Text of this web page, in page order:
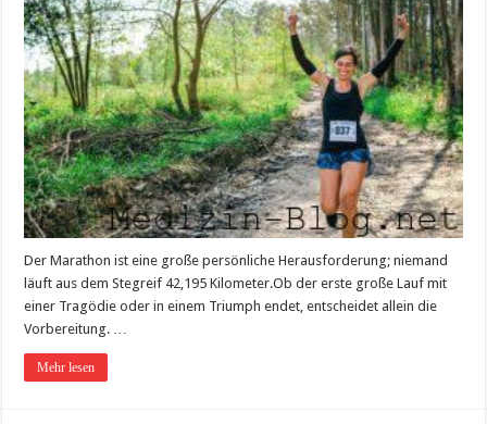
Der Marathon ist eine große persönliche Herausforderung; niemand
läuft aus dem Stegreif 42,195 Kilometer.Ob der erste große Lauf mit
einer Tragödie oder in einem Triumph endet, entscheidet allein die
Vorbereitung. …
Mehr lesen